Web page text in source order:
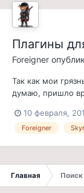
Плагины
Foreigner
Так как мои
думаю, пришло
Для справки -
оригинальной
10 февраля,
Foreigner
Главная Поиск